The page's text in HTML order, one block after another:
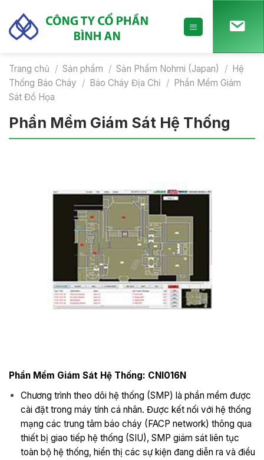
content
Trang chủ / Sản phẩm / Sản Phẩm Nohmi (Japan) / Hệ
Thống Báo Cháy / Báo Cháy Địa Chỉ / Phần Mềm Giám
Sát Đồ Họa
Phần Mềm Giám Sát Hệ Thống
Phần Mềm Giám Sát Hệ Thống: CNI016N
Chương trình theo dõi hệ thống (SMP) là phần mềm được
cài đặt trong máy tính cá nhân. Được kết nối với hệ thống
mạng các trung tâm báo cháy (FACP network) thông qua
thiết bị giao tiếp hệ thống (SIU), SMP giám sát liên tục
toàn bộ hệ thống, hiển thị các sự kiện đang diễn ra và điều